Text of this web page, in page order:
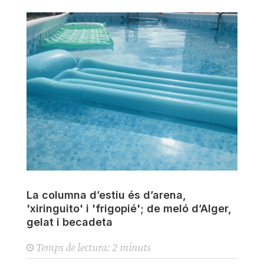
La columna d’estiu és d’arena,
'xiringuito' i 'frigopié'; de meló d’Alger,
gelat i becadeta
Temps de lectura: 2 minuts